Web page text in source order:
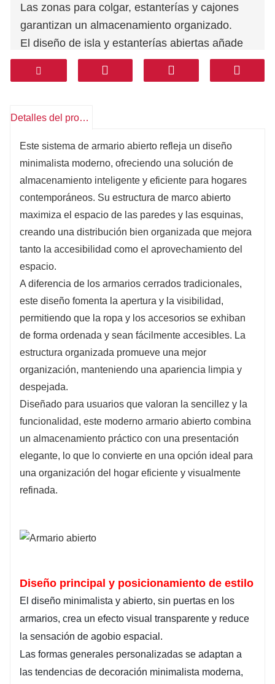
Las zonas para colgar, estanterías y cajones
garantizan un almacenamiento organizado.
El diseño de isla y estanterías abiertas añade
funcionalidad y estilo.
La iluminación integrada mejora la visibilidad y
Detalles del producto
Este sistema de armario abierto refleja un diseño
minimalista moderno, ofreciendo una solución de
almacenamiento inteligente y eficiente para hogares
contemporáneos. Su estructura de marco abierto
maximiza el espacio de las paredes y las esquinas,
creando una distribución bien organizada que mejora
tanto la accesibilidad como el aprovechamiento del
espacio.
A diferencia de los armarios cerrados tradicionales,
este diseño fomenta la apertura y la visibilidad,
permitiendo que la ropa y los accesorios se exhiban
de forma ordenada y sean fácilmente accesibles. La
estructura organizada promueve una mejor
organización, manteniendo una apariencia limpia y
despejada.
Diseñado para usuarios que valoran la sencillez y la
funcionalidad, este moderno armario abierto combina
un almacenamiento práctico con una presentación
elegante, lo que lo convierte en una opción ideal para
una organización del hogar eficiente y visualmente
refinada.
Diseño principal y posicionamiento de estilo
El diseño minimalista y abierto, sin puertas en los
armarios, crea un efecto visual transparente y reduce
la sensación de agobio espacial.
Las formas generales personalizadas se adaptan a
las tendencias de decoración minimalista moderna,